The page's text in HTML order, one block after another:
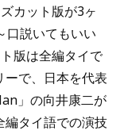
カット版が3ヶ
口説いてもいい
版は全編タイで
で、日本を代表
」の向井康二が
編タイ語での演技